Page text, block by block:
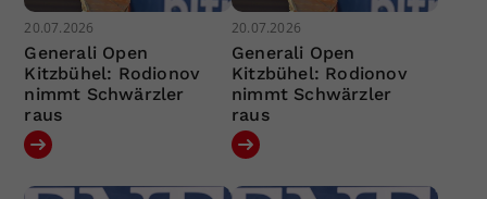
20.07.2026
Generali Open
Kitzbühel: Rodionov
nimmt Schwärzler
raus
20.07.2026
Generali Open
Kitzbühel: Rodionov
nimmt Schwärzler
raus